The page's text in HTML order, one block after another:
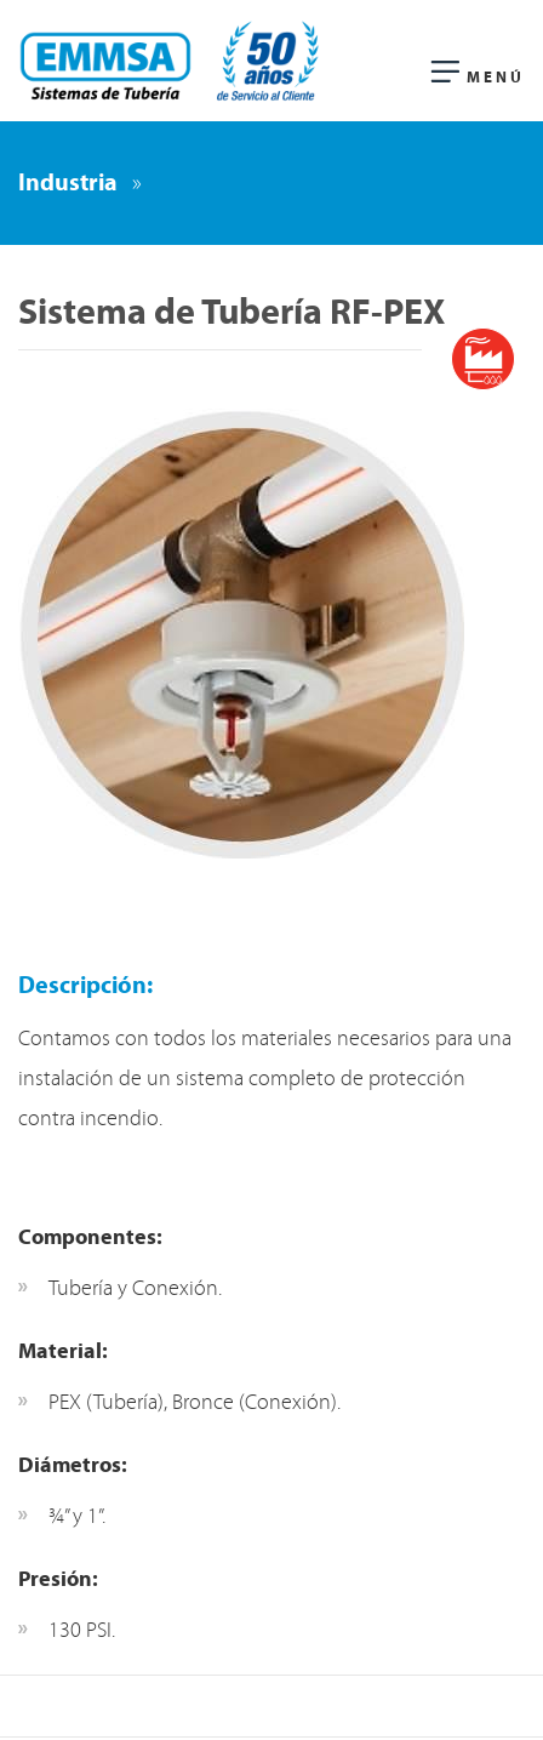
MENÚ
Industria »
Sistema de Tubería RF-PEX
Descripción:
Contamos con todos los materiales necesarios para una
instalación de un sistema completo de protección
contra incendio.
Componentes:
Tubería y Conexión.
Material:
PEX (Tubería), Bronce (Conexión).
Diámetros:
¾” y 1”.
Presión:
130 PSI.